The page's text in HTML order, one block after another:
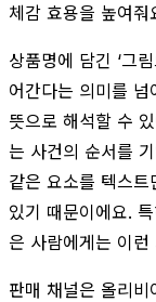
체감 효용을 높여줘
상품명에 담긴 ‘그
어간다는 의미를
뜻으로 해석할 수
는 사건의 순서를
같은 요소를 텍스
있기 때문이에요.
은 사람에게는 이
판매 채널은 올리